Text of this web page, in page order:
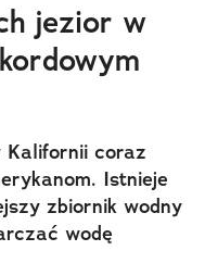
jezior w
Kalifornii coraz
Istnieje
zbiornik wodny
wodę